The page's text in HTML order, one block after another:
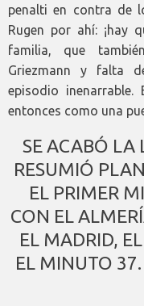
penalti en contra de
Rugen por ahí: ¡hay
familia, que
Griezmann y falta
episodio inenarrable.
entonces como una
SE ACABÓ LA
RESUMIÓ
EL PRIMER
CON EL
EL MADRID,
EL MINUTO